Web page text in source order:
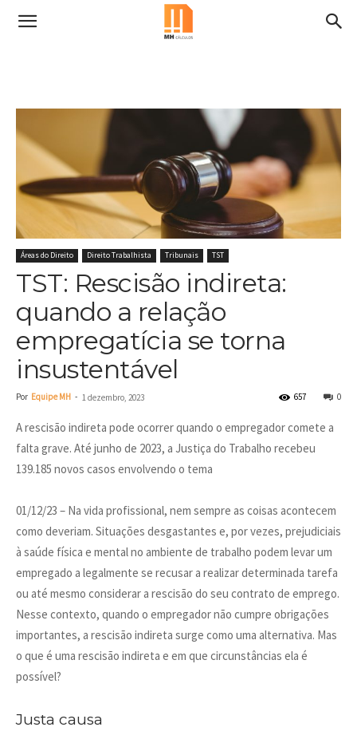
Áreas do Direito Direito Trabalhista Tribunais TST
TST: Rescisão indireta:
quando a relação
empregatícia se torna
insustentável
Por Equipe MH - 1 dezembro, 2023 0
657
A rescisão indireta pode ocorrer quando o empregador comete a
falta grave. Até junho de 2023, a Justiça do Trabalho recebeu
139.185 novos casos envolvendo o tema
01/12/23 – Na vida profissional, nem sempre as coisas acontecem
como deveriam. Situações desgastantes e, por vezes, prejudiciais
à saúde física e mental no ambiente de trabalho podem levar um
empregado a legalmente se recusar a realizar determinada tarefa
ou até mesmo considerar a rescisão do seu contrato de emprego.
Nesse contexto, quando o empregador não cumpre obrigações
importantes, a rescisão indireta surge como uma alternativa. Mas
o que é uma rescisão indireta e em que circunstâncias ela é
possível?
Justa causa